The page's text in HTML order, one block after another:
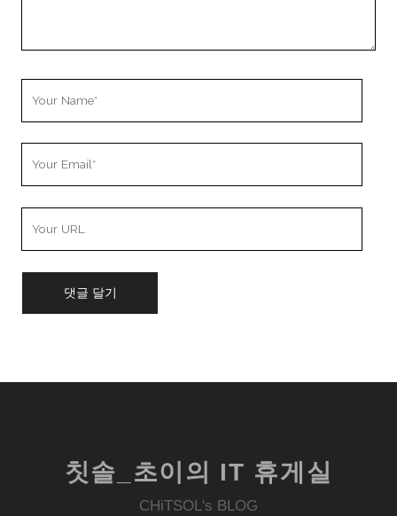
칫솔_초이의 IT 휴게실
CHiTSOL's BLOG